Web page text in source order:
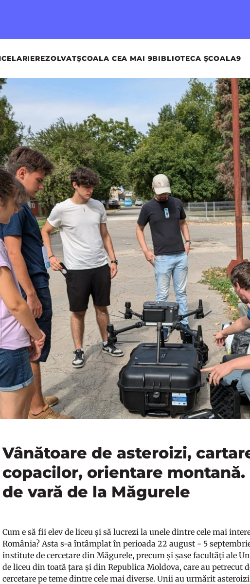
REZOLVATȘCOALA CEA MAI 9BIBLIOTECA ȘCOALA9
Vânătoare de asteroizi,
copacilor, orientare montană.
de vară de la Măgurele
Cum e să fii elev de liceu și să lucrezi la unele dintre cele mai
România? Asta s-a întâmplat în perioada 22 august - 5
institute de cercetare din Măgurele, precum și șase facultăți ale
de liceu din toată țara și din Republica Moldova, care au petrecut
cercetare pe teme dintre cele mai diverse. Unii au urmărit